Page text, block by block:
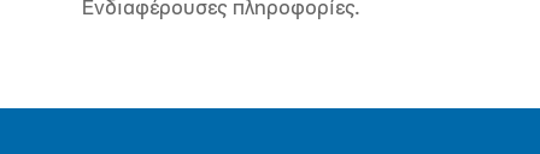
Ενδιαφέρουσες πληροφορίες.